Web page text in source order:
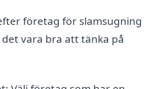
företag för slamsugning
vara bra att tänka på